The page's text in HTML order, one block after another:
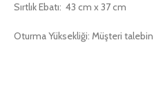
Sırtlık Ebatı: 43 cm x 37 cm
Oturma Yüksekliği: Müşteri